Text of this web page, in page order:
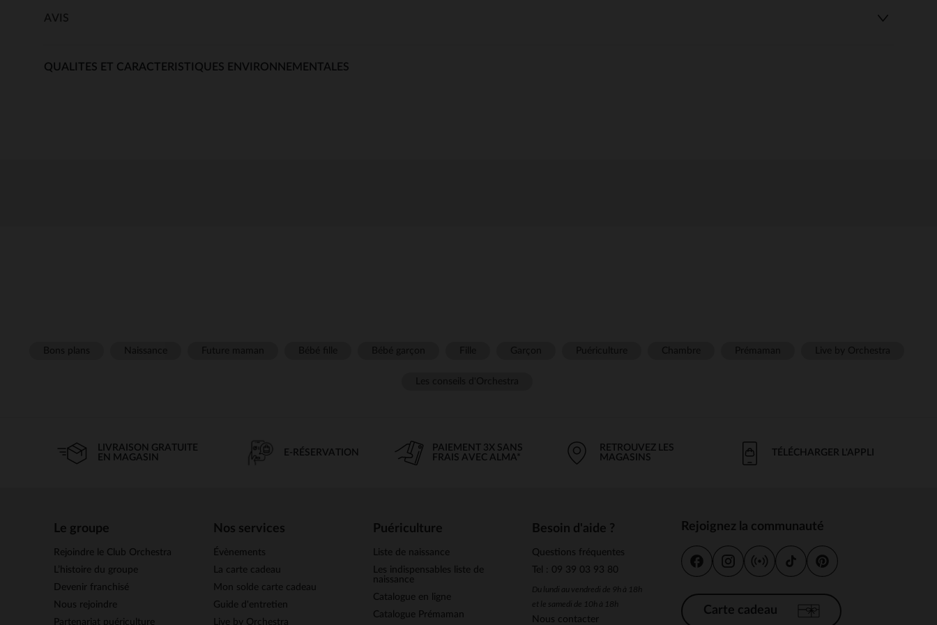
AVIS
QUALITES ET CARACTERISTIQUES ENVIRONNEMENTALES
LIVRAISON GRATUITE
EN MAGASIN
E-RÉSERVATION
PAIEMENT 3X SANS
FRAIS AVEC ALMA*
RETROUVEZ LES
MAGASINS
TÉLÉCHARGER L'APPLI
Le groupe
Rejoindre le Club Orchestra
L’histoire du groupe
Devenir franchisé
Nous rejoindre
Partenariat puériculture
Nos services
Évènements
La carte cadeau
Mon solde carte cadeau
Guide d'entretien
Live by Orchestra
Puériculture
Liste de naissance
Les indispensables liste de
naissance
Catalogue en ligne
Catalogue Prémaman
Besoin d'aide ?
Questions fréquentes
Tel : 09 39 03 93 80
Du lundi au vendredi de 9h à 18h
et le samedi de 10h à 18h
Nous contacter
Rejoignez la communauté
Carte cadeau